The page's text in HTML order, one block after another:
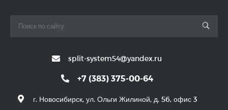
split-system54@yandex.ru
+7 (383) 375-00-64
г. Новосибирск, ул. Ольги Жилиной, д. 56, офис 3